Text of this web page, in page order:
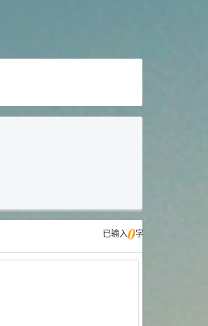
已输入0字